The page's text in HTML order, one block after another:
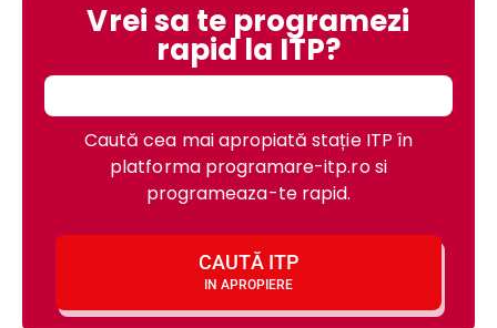
Vrei sa te programezi
rapid la ITP?
Caută cea mai apropiată stație ITP în
platforma programare-itp.ro si
programeaza-te rapid.
CAUTĂ ITP
IN APROPIERE